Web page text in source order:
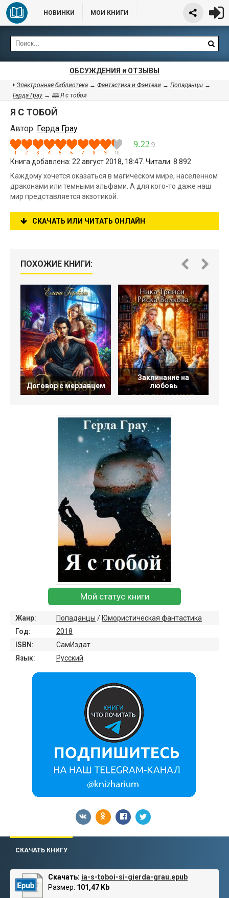
НОВИНКИ МОИ КНИГИ
ОБСУЖДЕНИЯ и ОТЗЫВЫ
Электронная библиотека → Фантастика и Фэнтези → Попаданцы →
Герда Грау → 🕮 Я с тобой
Я С ТОБОЙ
Автор: Герда Грау
9.22 9
Книга добавлена: 22 август 2018, 18:47. Читали: 8 892
Каждому хочется оказаться в магическом мире, населенном
драконами или темными эльфами. А для кого-то даже наш
мир представляется экзотикой.
СКАЧАТЬ ИЛИ ЧИТАТЬ ОНЛАЙН
ПОХОЖИЕ КНИГИ:
Договор с мерзавцем
Заклинание на
любовь
Мой статус книги
Жанр: Попаданцы / Юмористическая фантастика
Год:
2018
ISBN:
СамИздат
Язык:
Русский
СКАЧАТЬ КНИГУ
Скачать: ia-s-toboi-si-gierda-grau.epub
Размер: 101,47 Kb